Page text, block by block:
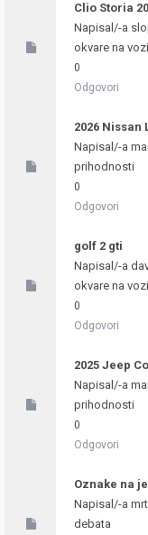
Clio Storia
Napisal/-a
okvare na
0
Odgovori
2026 Nissan
Napisal/-a
prihodnosti
0
Odgovori
golf 2 gti
Napisal/-a
okvare na
0
Odgovori
2025 Jeep
Napisal/-a
prihodnosti
0
Odgovori
Oznake na
Napisal/-a
debata